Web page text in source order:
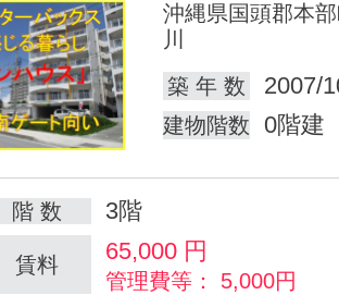
沖縄県国頭郡本
川
築 年 数
2007/
建物階数 0階建
階 数 3階
賃料 65,000 円
管理費等： 5,000円